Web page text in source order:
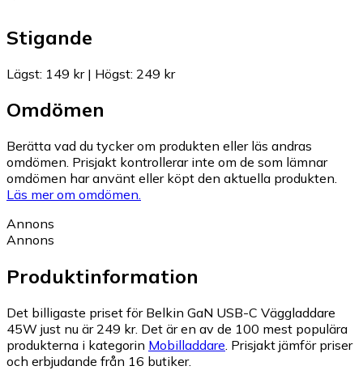
Stigande
Lägst: 149 kr| Högst: 249 kr
Omdömen
Berätta vad du tycker om produkten eller läs andras
omdömen. Prisjakt kontrollerar inte om de som lämnar
omdömen har använt eller köpt den aktuella produkten.
Läs mer om omdömen.
Annons
Annons
Produktinformation
Det billigaste priset för Belkin GaN USB-C Väggladdare
45W just nu är 249 kr. Det är en av de 100 mest populära
produkterna i kategorin Mobilladdare. Prisjakt jämför priser
och erbjudande från 16 butiker.